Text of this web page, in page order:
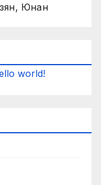
Юнан
world!